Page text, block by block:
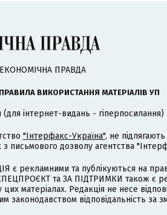
ПРАВДА
ПРАВИЛА ВИКОРИСТАННЯ МАТЕРІАЛІВ УП
інтернет-видань - гіперпосилання)
"Інтерфакс-Україна", не
дозволу агентства
рекламними та публікуються на
та ЗА ПІДТРИМКИ також є
матеріалах. Редакція не несе
законодавством відповідальність за